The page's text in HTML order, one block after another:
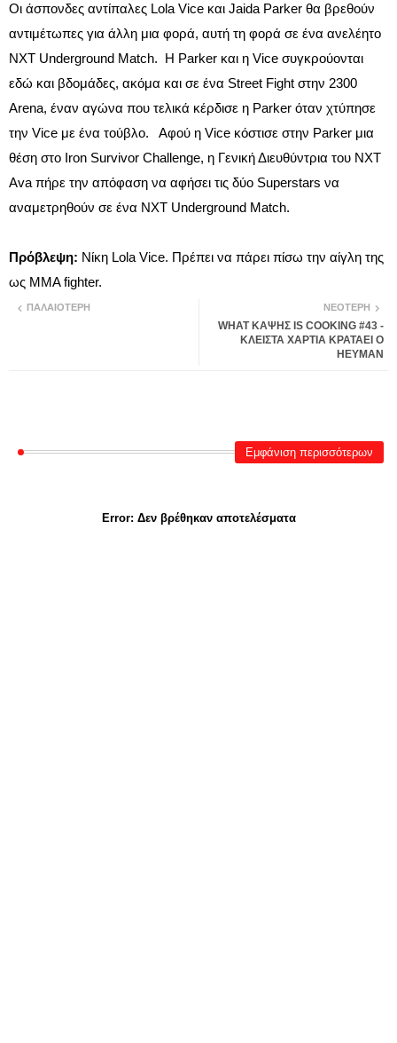
Οι άσπονδες αντίπαλες Lola Vice και Jaida Parker θα βρεθούν
αντιμέτωπες για άλλη μια φορά, αυτή τη φορά σε ένα ανελέητο
NXT Underground Match. Η Parker και η Vice συγκρούονται
εδώ και βδομάδες, ακόμα και σε ένα Street Fight στην 2300
Arena, έναν αγώνα που τελικά κέρδισε η Parker όταν χτύπησε
την Vice με ένα τούβλο. Αφού η Vice κόστισε στην Parker μια
θέση στο Iron Survivor Challenge, η Γενική Διευθύντρια του NXT
Ava πήρε την απόφαση να αφήσει τις δύο Superstars να
αναμετρηθούν σε ένα NXT Underground Match.
Πρόβλεψη: Νίκη Lola Vice. Πρέπει να πάρει πίσω την αίγλη της
ως MMA fighter.
ΝΕΌΤΕΡΗ
WHAT ΚΑΨΗΣ IS COOKING #43 -
ΚΛΕΙΣΤΑ ΧΑΡΤΙΑ ΚΡΑΤΑΕΙ Ο
HEYMAN
ΠΑΛΑΙΌΤΕΡΗ
Εμφάνιση περισσότερων
Error: Δεν βρέθηκαν αποτελέσματα